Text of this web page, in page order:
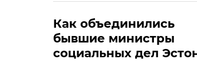
Как объединились
бывшие министры
социальных дел